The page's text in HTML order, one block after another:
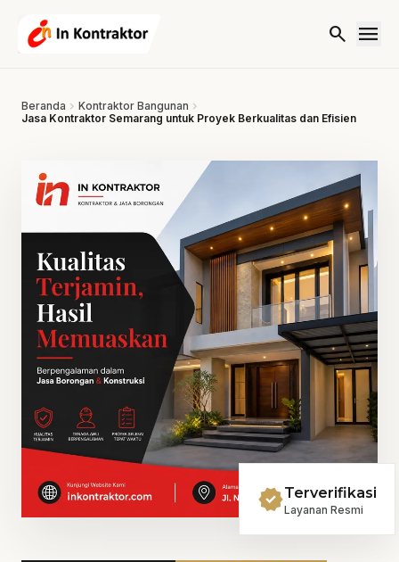
search menu
Beranda chevron_right Kontraktor Bangunan chevron_right
Jasa Kontraktor Semarang untuk Proyek Berkualitas dan Efisien
verifiedTerverifikasi
Layanan Resmi